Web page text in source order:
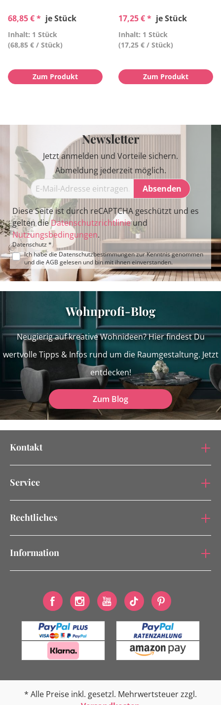
68,85 € * je Stück
Inhalt: 1 Stück
(68,85 € / Stück)
Zum Produkt
17,25 € * je Stück
Inhalt: 1 Stück
(17,25 € / Stück)
Zum Produkt
Newsletter
Jetzt anmelden und Vorteile sichern.
Abmeldung jederzeit möglich.
Absenden
Diese Seite ist durch reCAPTCHA geschützt und es
gelten dieDatenschutzrichtlinieund
Nutzungsbedingungen.
Datenschutz *
Ich habe die Datenschutzbestimmungenzur Kenntnis genommen
und die AGB gelesen und bin mit ihnen einverstanden.
Wohnprofi-Blog
Neugierig auf kreative Wohnideen? Hier findest Du
wertvolle Tipps & Infos rund um die Raumgestaltung. Jetzt
entdecken!
Zum Blog
Kontakt
Service
Rechtliches
Information
* Alle Preise inkl. gesetzl. Mehrwertsteuer zzgl.